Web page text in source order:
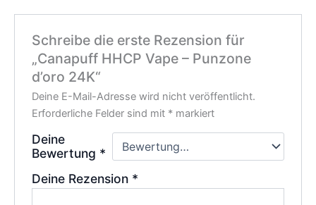
Schreibe die erste Rezension für
„Canapuff HHCP Vape – Punzone
d’oro 24K“
Deine E-Mail-Adresse wird nicht veröffentlicht.
Erforderliche Felder sind mit * markiert
Deine
Bewertung *
Deine Rezension *